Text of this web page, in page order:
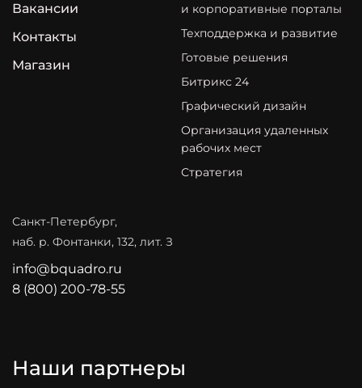
Санкт-Петербург,
наб. р. Фонтанки, 132, лит. З
info@bquadro.ru
8 (800) 200-78-55
Вакансии
Контакты
Магазин
и корпоративные порталы
Техподдержка и развитие
Готовые решения
Битрикс 24
Графический дизайн
Организация удаленных
рабочих мест
Стратегия
Наши партнеры